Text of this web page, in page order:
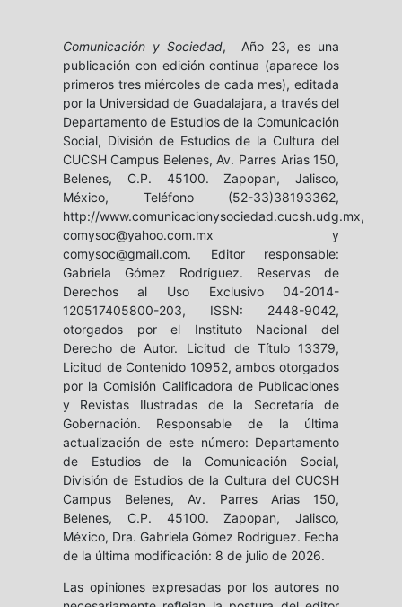
Comunicación y Sociedad, Año 23, es una
publicación con edición continua (aparece los
primeros tres miércoles de cada mes), editada
por la Universidad de Guadalajara, a través del
Departamento de Estudios de la Comunicación
Social, División de Estudios de la Cultura del
CUCSH Campus Belenes, Av. Parres Arias 150,
Belenes, C.P. 45100. Zapopan, Jalisco,
México, Teléfono (52-33)38193362,
http://www.comunicacionysociedad.cucsh.udg.mx,
comysoc@yahoo.com.mx y
comysoc@gmail.com. Editor responsable:
Gabriela Gómez Rodríguez. Reservas de
Derechos al Uso Exclusivo 04-2014-
120517405800-203, ISSN: 2448-9042,
otorgados por el Instituto Nacional del
Derecho de Autor. Licitud de Título 13379,
Licitud de Contenido 10952, ambos otorgados
por la Comisión Calificadora de Publicaciones
y Revistas Ilustradas de la Secretaría de
Gobernación. Responsable de la última
actualización de este número: Departamento
de Estudios de la Comunicación Social,
División de Estudios de la Cultura del CUCSH
Campus Belenes, Av. Parres Arias 150,
Belenes, C.P. 45100. Zapopan, Jalisco,
México, Dra. Gabriela Gómez Rodríguez. Fecha
de la última modificación: 8 de julio de 2026.
Las opiniones expresadas por los autores no